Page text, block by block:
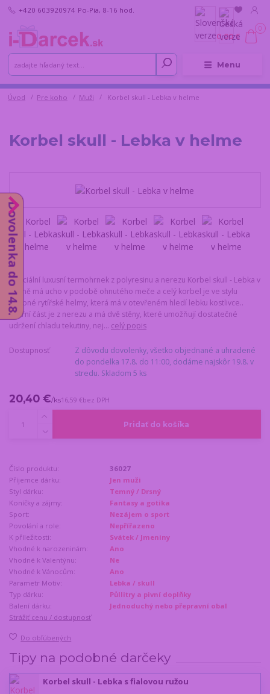
Menu
+420 603920974 Po-Pia, 8-16 hod.
0
0,00 €
Úvod Pre koho Muži Korbel skull - Lebka v helme
Korbel skull - Lebka v helme
Speciální luxusní termohrnek z polyresinu a nerezu Korbel skull - Lebka v
helmě má ucho v podobě ohnutého meče a celý korbel je ve stylu
zdobné rytířské helmy, která má v otevřeném hledí lebku kostlivce..
Vnitřní část je z nerezu a má dvě stěny, které umožňují dostatečné
udržení chladu tekutiny, nej... celý popis
Dostupnosť
Z dôvodu dovolenky, všetko objednané a uhradené
do pondelka 17.8. do 11:00, dodáme najskôr 19.8. v
stredu. Skladom 5 ks
20,40 €/ks16,59 €bez DPH
Pridať do košíka
Číslo produktu:
36027
Příjemce dárku:
Jen muži
Styl dárku:
Temný / Drsný
Koníčky a zájmy:
Fantasy a gotika
Sport:
Nezájem o sport
Povolání a role:
Nepřířazeno
K příležitosti:
Svátek / Jmeniny
Vhodné k narozeninám:
Ano
Vhodné k Valentýnu:
Ne
Vhodné k Vánocům:
Ano
Parametr Motiv:
Lebka / skull
Typ dárku:
Půllitry a pivní doplňky
Balení dárku:
Jednoduchý nebo přepravní obal
Strážiť cenu / dostupnosť
Do obľúbených
Tipy na podobné darčeky
Korbel skull - Lebka s fialovou ružou
Dovolenka do 14.8.